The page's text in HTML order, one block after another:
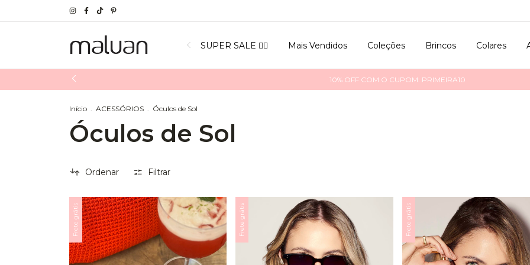
SUPER SALE ❤️‍🔥 Mais Vendidos Coleções Brincos Colares
10% OFF COM O CUPOM: PRIMEIRA10
Início ACESSÓRIOS Óculos de Sol
Óculos de Sol
Ordenar Filtrar
Frete grátis Frete grátis Frete grátis